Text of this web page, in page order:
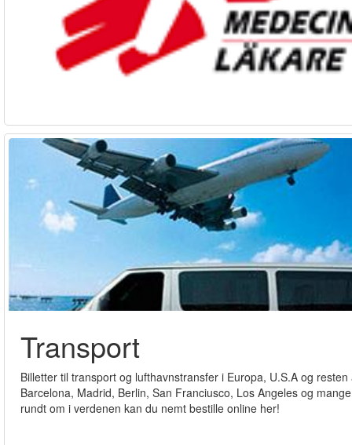
Transport
Billetter til transport og lufthavnstransfer i Europa, U.S.A og
Barcelona, Madrid, Berlin, San Franciusco, Los Angeles og
rundt om i verdenen kan du nemt bestille online her!